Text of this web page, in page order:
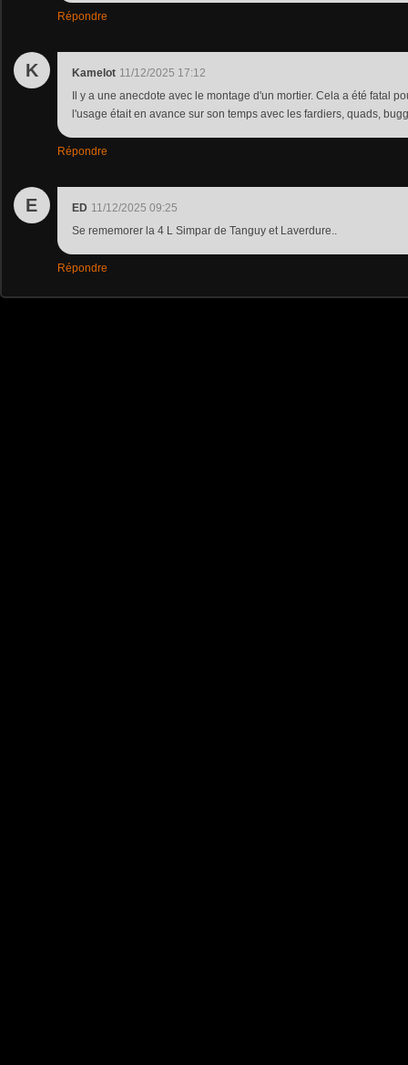
Répondre
K Kamelot 11/12/2025 17:12
Il y a une anecdote avec le montage d'un mortier. Cela a été fatal
l'usage était en avance sur son temps avec les fardiers, quads,
Répondre
E ED 11/12/2025 09:25
Se rememorer la 4 L Simpar de Tanguy et Laverdure..
Répondre